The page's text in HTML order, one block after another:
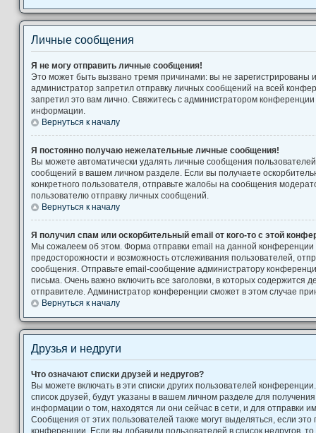
Личные сообщения
Я не могу отправить личные сообщения!
Это может быть вызвано тремя причинами: вы не
администратор запретил отправку личных сообщений на всей
запретил это вам лично. Свяжитесь с администратором
информации.
Вернуться к началу
Я постоянно получаю нежелательные личные сообщения!
Вы можете автоматически удалять личные сообщения
сообщений в вашем личном разделе. Если вы получаете
конкретного пользователя, отправьте жалобы на сообщения
пользователю отправку личных сообщений.
Вернуться к началу
Я получил спам или оскорбительный email от кого-то с этой
Мы сожалеем об этом. Форма отправки email на данной
предосторожности и возможность отслеживания пользователей,
сообщения. Отправьте email-сообщение администратору
письма. Очень важно включить все заголовки, в которых содержится
отправителе. Администратор конференции сможет в этом случае
Вернуться к началу
Друзья и недруги
Что означают списки друзей и недругов?
Вы можете включать в эти списки других пользователей
список друзей, будут указаны в вашем личном разделе для
информации о том, находятся ли они сейчас в сети, и для отправки
Сообщения от этих пользователей также могут выделяться, если
конференции. Если вы добавили пользователей в список недругов,